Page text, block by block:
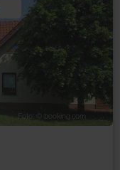
Foto: © booking.com